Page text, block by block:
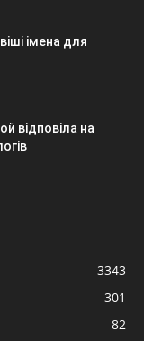
імена для
відповіла на
3343
301
82